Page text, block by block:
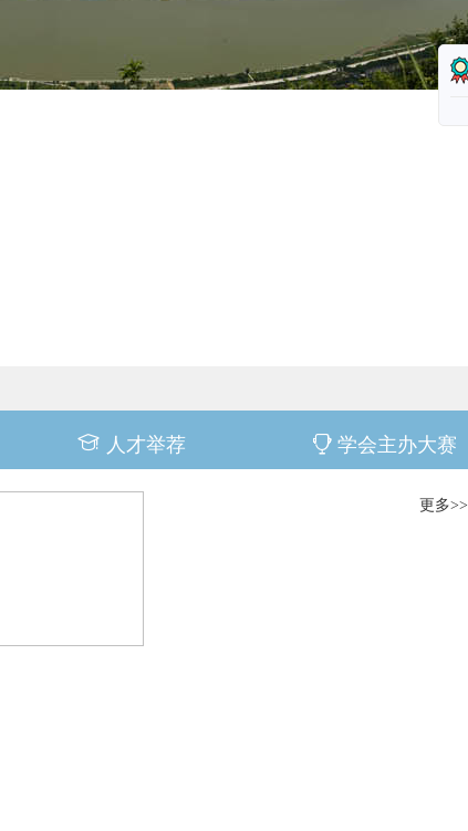
人才举荐 学会主办大赛
更多>>